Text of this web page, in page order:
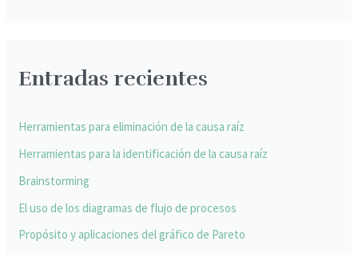
a
p
o
r
Entradas recientes
Herramientas para eliminación de la causa raíz
Herramientas para la identificación de la causa raíz
Brainstorming
El uso de los diagramas de flujo de procesos
Propósito y aplicaciones del gráfico de Pareto